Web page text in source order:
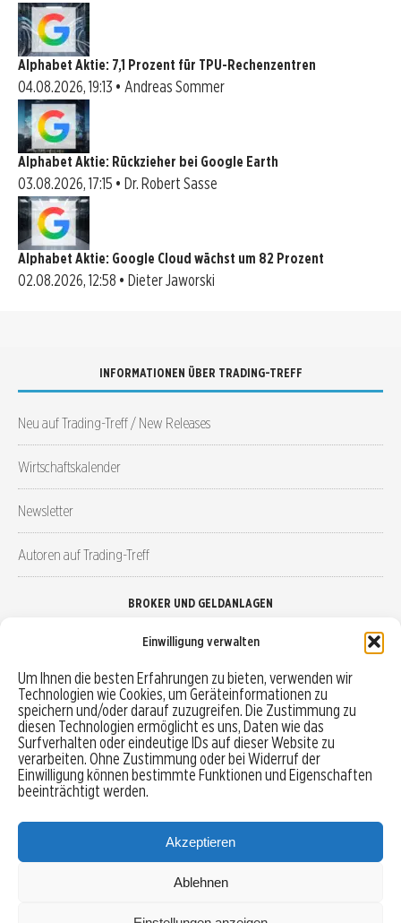
Einwilligung verwalten
Um Ihnen die besten Erfahrungen zu bieten, verwenden wir
Technologien wie Cookies, um Geräteinformationen zu
speichern und/oder darauf zuzugreifen. Die Zustimmung zu
diesen Technologien ermöglicht es uns, Daten wie das
Surfverhalten oder eindeutige IDs auf dieser Website zu
verarbeiten. Ohne Zustimmung oder bei Widerruf der
Einwilligung können bestimmte Funktionen und Eigenschaften
beeinträchtigt werden.
Akzeptieren
Ablehnen
Alphabet Aktie: 7,1 Prozent für TPU-Rechenzentren
04.08.2026, 19:13 • Andreas Sommer
Alphabet Aktie: Rückzieher bei Google Earth
03.08.2026, 17:15 • Dr. Robert Sasse
Alphabet Aktie: Google Cloud wächst um 82 Prozent
02.08.2026, 12:58 • Dieter Jaworski
INFORMATIONEN ÜBER TRADING-TREFF
Neu auf Trading-Treff / New Releases
Wirtschaftskalender
Newsletter
Autoren auf Trading-Treff
BROKER UND GELDANLAGEN
Robo-Advisor vergleichen
Depotvergleich
Festgeld vergleichen
Tagesgeld vergleichen